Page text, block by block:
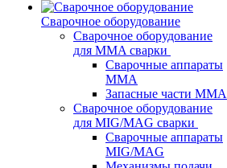
Сварочное оборудование
Сварочное оборудование
для MMA сварки
Сварочные аппараты
MMA
Запасные части MMA
Сварочное оборудование
для MIG/MAG сварки
Сварочные аппараты
MIG/MAG